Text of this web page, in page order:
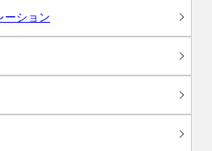
ーション